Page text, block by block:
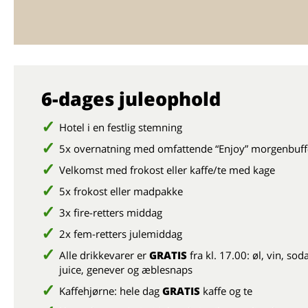
6-dages juleophold
Hotel i en festlig stemning
5x overnatning med omfattende “Enjoy”
Velkomst med frokost eller kaffe/te med kage
5x frokost eller madpakke
3x fire-retters middag
2x fem-retters julemiddag
Alle drikkevarer er GRATIS fra kl. 17.00: øl, vin,
juice, genever og æblesnaps
Kaffehjørne: hele dag GRATIS kaffe og te